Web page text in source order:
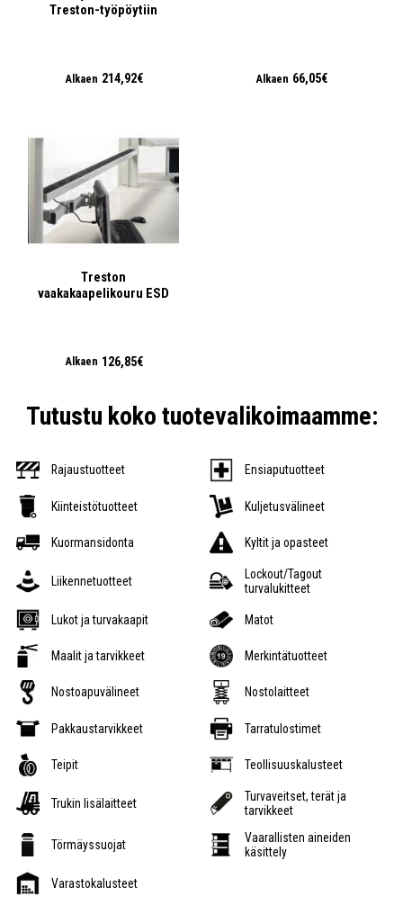
Treston-työpöytiin
Alkaen 214,92€ Alkaen 66,05€
Treston
vaakakaapelikouru ESD
Alkaen 126,85€
Tutustu koko tuotevalikoimaamme:
Rajaustuotteet Ensiaputuotteet
Kiinteistötuotteet Kuljetusvälineet
Kuormansidonta Kyltit ja opasteet
Liikennetuotteet
Lockout/Tagout
turvalukitteet
Lukot ja turvakaapit Matot
Maalit ja tarvikkeet Merkintätuotteet
Nostoapuvälineet Nostolaitteet
Pakkaustarvikkeet Tarratulostimet
Teipit Teollisuuskalusteet
Trukin lisälaitteet
Turvaveitset, terät ja
tarvikkeet
Törmäyssuojat
Vaarallisten aineiden
käsittely
Varastokalusteet